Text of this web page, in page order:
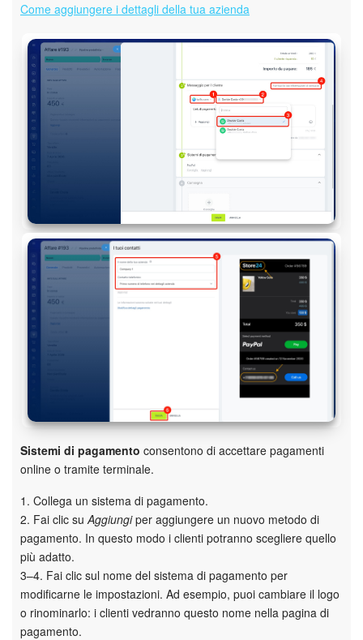
Come aggiungere i dettagli della tua azienda
Sistemi di pagamento consentono di accettare pagamenti
online o tramite terminale.
1. Collega un sistema di pagamento.
2. Fai clic su Aggiungiper aggiungere un nuovo metodo di
pagamento. In questo modo i clienti potranno scegliere quello
più adatto.
3–4. Fai clic sul nome del sistema di pagamento per
modificarne le impostazioni. Ad esempio, puoi cambiare il logo
o rinominarlo: i clienti vedranno questo nome nella pagina di
pagamento.